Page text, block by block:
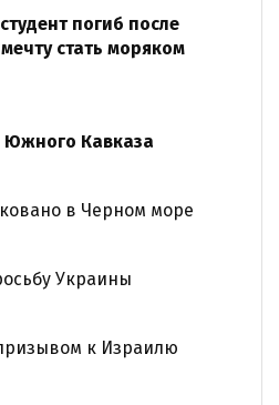
погиб после
стать моряком
Кавказа
в Черном море
Украины
к Израилю